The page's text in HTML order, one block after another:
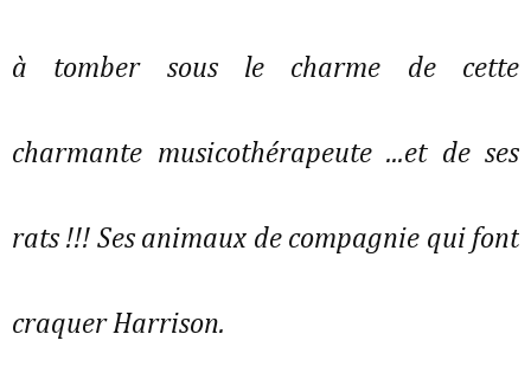
à tomber sous le charme de cette
charmante musicothérapeute ...et de ses
rats !!! Ses animaux de compagnie qui font
craquer Harrison.